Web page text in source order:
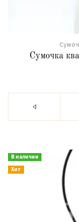
Сумочка
В наличии
Хит